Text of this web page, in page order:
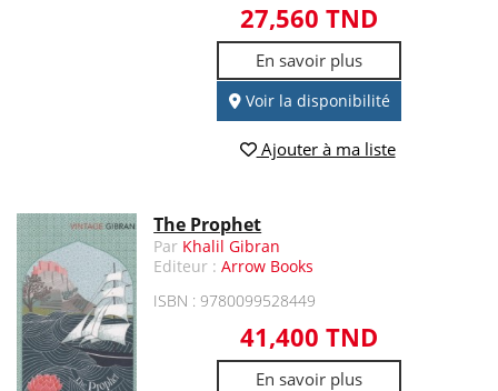
27,560 TND
En savoir plus
Voir la disponibilité
Ajouter à ma liste
The Prophet
Par Khalil Gibran
Editeur :Arrow Books
ISBN : 9780099528449
41,400 TND
En savoir plus